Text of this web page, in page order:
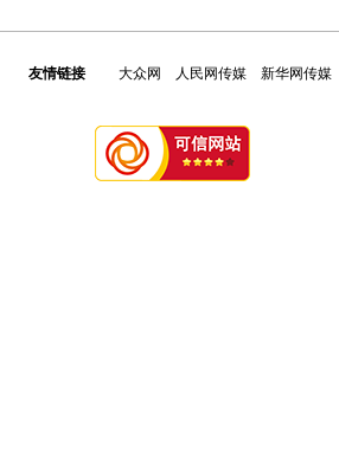
友情链接 大众网 人民网传媒 新华网传媒